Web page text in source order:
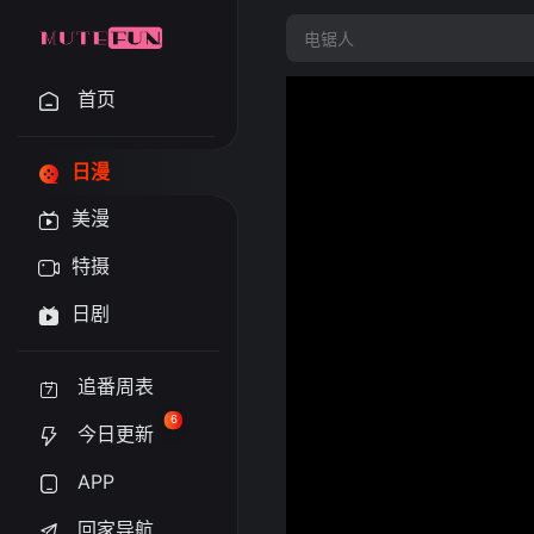
首页
日漫
美漫
特摄
日剧
追番周表
今日更新
6
APP
回家导航